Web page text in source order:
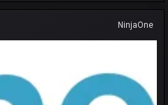
NinjaOne